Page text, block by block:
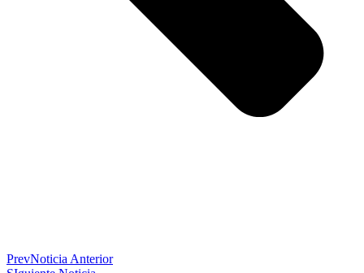
PrevNoticia Anterior